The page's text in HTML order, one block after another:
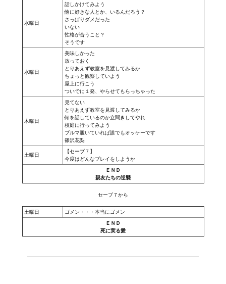
PS1 VN
PC FX VN
ストラテジーが必要なVN一覧 (List of VNs for which walkthrough
HD REMASTERS (FAN EDITION) (HDリマスター（ファン・エディション）)
Doom 3 Remaster Fan Edition
X2 - The Threat Remaster Fan Edition
Quake III Arena Remaster Fan Edition
Star Trek Voyager Elite Force Remaster Fan Edition
Sacred Gold Remaster Fan Edition
Aliens versus Predator 1 Remaster Fan Edition
Aliens versus Predator 2 Remaster Fan Edition
水曜日
話しかけてみよう
他に好きな人とか、いるんだろう？
さっぱりダメだった
いない
性格が合うこと？
そうです
水曜日
美味しかった
放っておく
とりあえず教室を見渡してみるか
ちょっと観察していよう
屋上に行こう
ついでに１発、やらせてもらっちゃった
木曜日
見てない
とりあえず教室を見渡してみるか
何を話しているのか立聞きしてやれ
校庭に行ってみよう
ブルマ履いていれば誰でもオッケーです
篠沢花梨
土曜日
【セーブ７】
今度はどんなプレイをしようか
ＥＮＤ
親友たちの逆襲
セーブ７から
土曜日
ゴメン・・・本当にゴメン
ＥＮＤ
死に実る愛